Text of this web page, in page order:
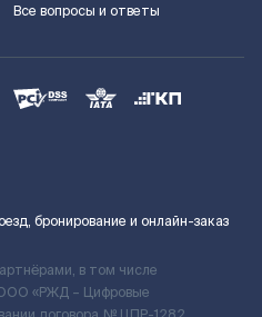
Все вопросы и ответы
бронирование и онлайн-заказ
в том числе
«РЖД – Цифровые